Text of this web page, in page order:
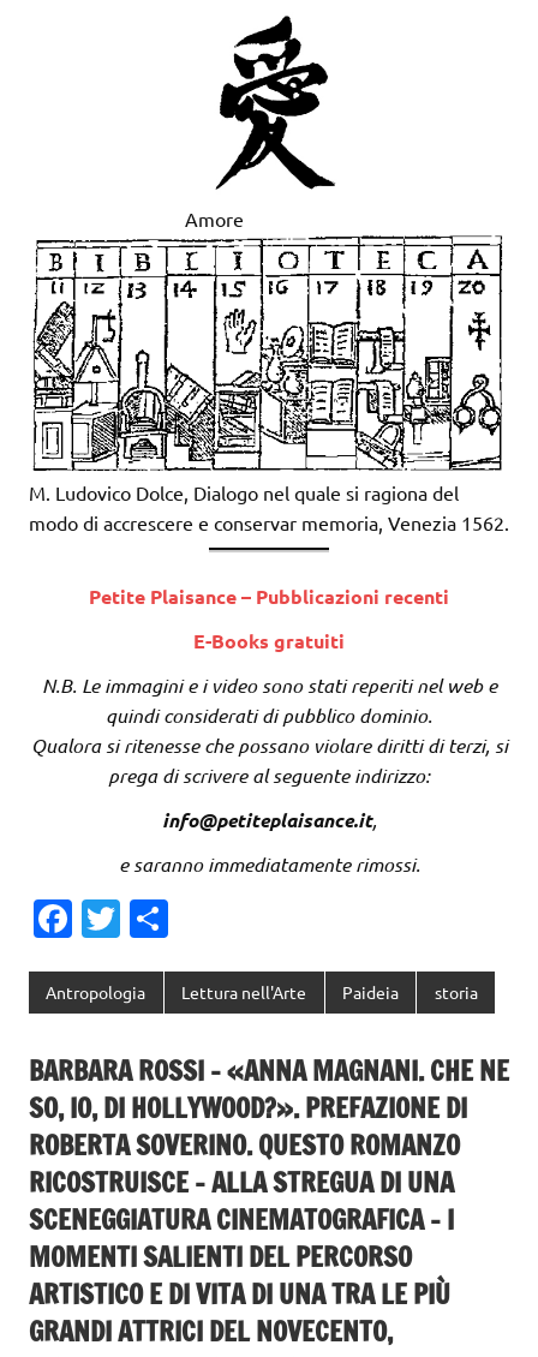
Amore
M. Ludovico Dolce, Dialogo nel quale si ragiona del
modo di accrescere e conservar memoria, Venezia 1562.
Petite Plaisance – Pubblicazioni recenti
E-Books gratuiti
N.B. Le immagini e i video sono stati reperiti nel web e
quindi considerati di pubblico dominio.
Qualora si ritenesse che possano violare diritti di terzi, si
prega di scrivere al seguente indirizzo:
info@petiteplaisance.it,
e saranno immediatamente rimossi.
Fa
e
o
o
k
T
it
r
n
vi
di
Antropologia Lettura nell'Arte Paideia storia
BARBARA ROSSI – «ANNA MAGNANI. CHE NE
SO, IO, DI HOLLYWOOD?». PREFAZIONE DI
ROBERTA SOVERINO. QUESTO ROMANZO
RICOSTRUISCE – ALLA STREGUA DI UNA
SCENEGGIATURA CINEMATOGRA­FICA – I
MOMENTI SALIENTI DEL PERCORSO
ARTISTICO E DI VITA DI UNA TRA LE PIÙ
GRANDI ATTRICI DEL NOVECENTO,